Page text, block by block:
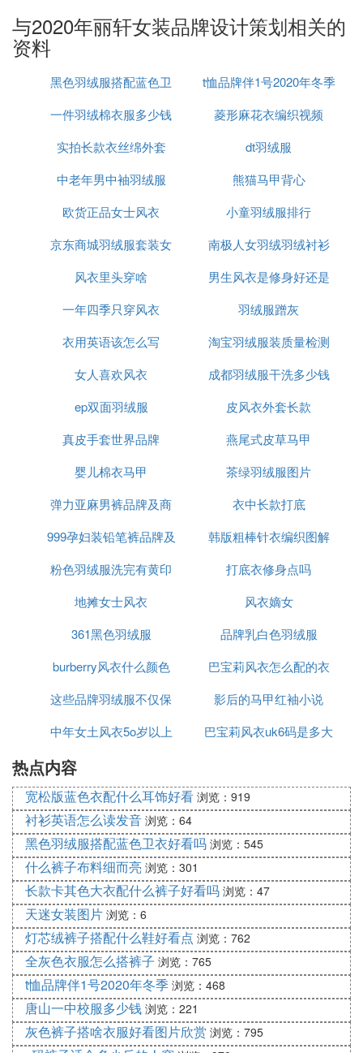
与2020年丽轩女装品牌设计策划相关的
资料
黑色羽绒服搭配蓝色卫
衣好看吗
t恤品牌伴1号2020年冬季
一件羽绒棉衣服多少钱
菱形麻花衣编织视频
实拍长款衣丝绵外套
dt羽绒服
中老年男中袖羽绒服
熊猫马甲背心
欧货正品女士风衣
小童羽绒服排行
京东商城羽绒服套装女
南极人女羽绒羽绒衬衫
风衣里头穿啥
男生风衣是修身好还是
大点好
一年四季只穿风衣
羽绒服蹭灰
衣用英语该怎么写
淘宝羽绒服装质量检测
女人喜欢风衣
成都羽绒服干洗多少钱
ep双面羽绒服
皮风衣外套长款
真皮手套世界品牌
燕尾式皮草马甲
婴儿棉衣马甲
茶绿羽绒服图片
弹力亚麻男裤品牌及商
品
衣中长款打底
999孕妇装铅笔裤品牌及
商品
韩版粗棒针衣编织图解
视频
粉色羽绒服洗完有黄印
打底衣修身点吗
地摊女士风衣
风衣嫡女
361黑色羽绒服
品牌乳白色羽绒服
burberry风衣什么颜色
巴宝莉风衣怎么配的衣
服
这些品牌羽绒服不仅保
暖
影后的马甲红袖小说
中年女土风衣5o岁以上
巴宝莉风衣uk6码是多大
热点内容
宽松版蓝色衣配什么耳饰好看 浏览：919
衬衫英语怎么读发音 浏览：64
黑色羽绒服搭配蓝色卫衣好看吗 浏览：545
什么裤子布料细而亮 浏览：301
长款卡其色大衣配什么裤子好看吗 浏览：47
天迷女装图片 浏览：6
灯芯绒裤子搭配什么鞋好看点 浏览：762
全灰色衣服怎么搭裤子 浏览：765
t恤品牌伴1号2020年冬季 浏览：468
唐山一中校服多少钱 浏览：221
灰色裤子搭啥衣服好看图片欣赏 浏览：795